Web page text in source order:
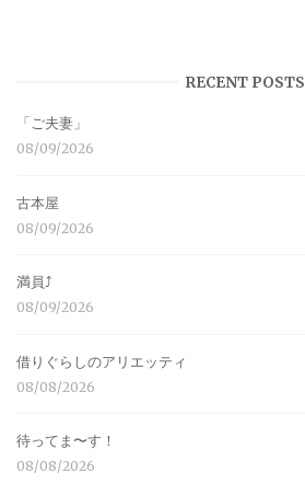
RECENT POSTS
「ご夫妻」
08/09/2026
古本屋
08/09/2026
満員⤴︎
08/09/2026
借りぐらしのアリエッティ
08/08/2026
待ってま〜す！
08/08/2026